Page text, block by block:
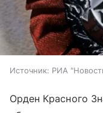
Источник: РИА
Орден Красного